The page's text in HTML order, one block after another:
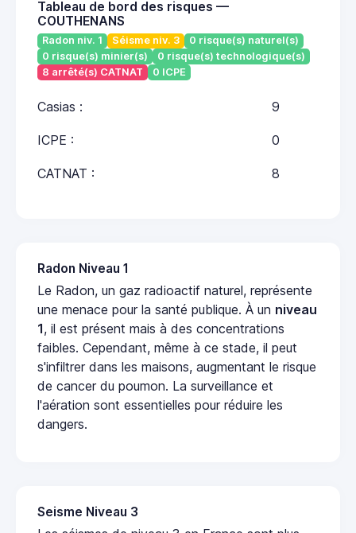
Tableau de bord des risques —
COUTHENANS
Radon niv. 1 Séisme niv. 3
0 risque(s) naturel(s)
0 risque(s) minier(s)
0 risque(s) technologique(s)
8 arrêté(s) CATNAT
0 ICPE
Casias : 9
ICPE : 0
CATNAT : 8
Radon Niveau 1
Le Radon, un gaz radioactif naturel, représente
une menace pour la santé publique. À un niveau
1, il est présent mais à des concentrations
faibles. Cependant, même à ce stade, il peut
s'infiltrer dans les maisons, augmentant le risque
de cancer du poumon. La surveillance et
l'aération sont essentielles pour réduire les
dangers.
Seisme Niveau 3